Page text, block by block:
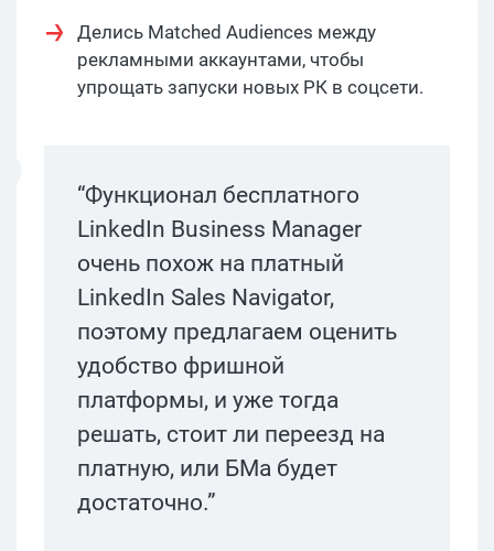
Делись Matched Audiences между
рекламными аккаунтами, чтобы
упрощать запуски новых РК в соцсети.
“Функционал бесплатного
LinkedIn Business Manager
очень похож на платный
LinkedIn Sales Navigator,
поэтому предлагаем оценить
удобство фришной
платформы, и уже тогда
решать, стоит ли переезд на
платную, или БМа будет
достаточно.”